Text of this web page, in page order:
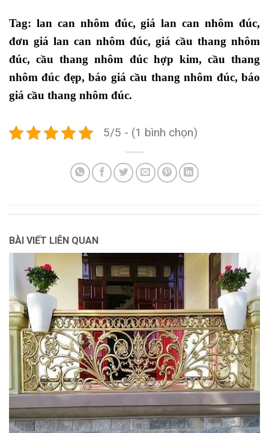
Tag: lan can nhôm đúc, giá lan can nhôm đúc,
đơn giá lan can nhôm đúc, giá cầu thang nhôm
đúc, cầu thang nhôm đúc hợp kim, cầu thang
nhôm đúc đẹp, báo giá cầu thang nhôm đúc, báo
giá cầu thang nhôm đúc.
5/5 - (1 bình chọn)
BÀI VIẾT LIÊN QUAN